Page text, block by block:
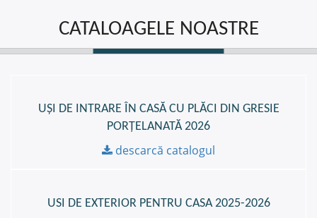
CATALOAGELE NOASTRE
UȘI DE INTRARE ÎN CASĂ CU PLĂCI DIN GRESIE
PORȚELANATĂ 2026
descarcă catalogul
USI DE EXTERIOR PENTRU CASA 2025-2026